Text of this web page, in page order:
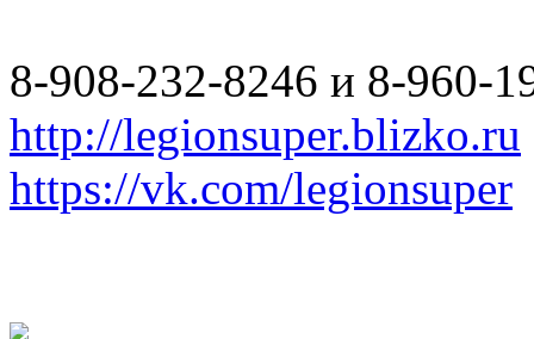
8-908-232-8246 и 8-960-
http://legionsuper.blizko.ru
https://vk.com/legionsuper